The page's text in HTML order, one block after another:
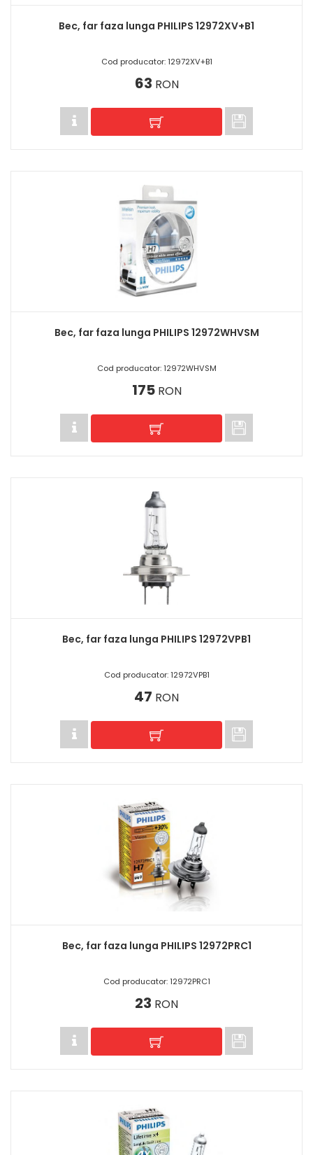
Bec, far faza lunga PHILIPS 12972XV+B1
Cod producator: 12972XV+B1
63 RON
Bec, far faza lunga PHILIPS 12972WHVSM
Cod producator: 12972WHVSM
175RON
Bec, far faza lunga PHILIPS 12972VPB1
Cod producator: 12972VPB1
47 RON
Bec, far faza lunga PHILIPS 12972PRC1
Cod producator: 12972PRC1
23 RON